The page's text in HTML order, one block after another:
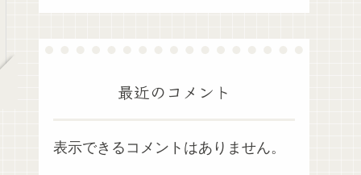
最近のコメント
表示できるコメントはありません。